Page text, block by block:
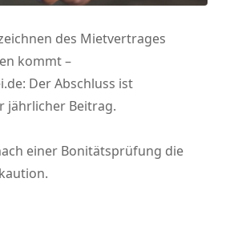
des Mietvertrages
kommt –
Der Abschluss ist
jährlicher Beitrag.
einer Bonitätsprüfung die